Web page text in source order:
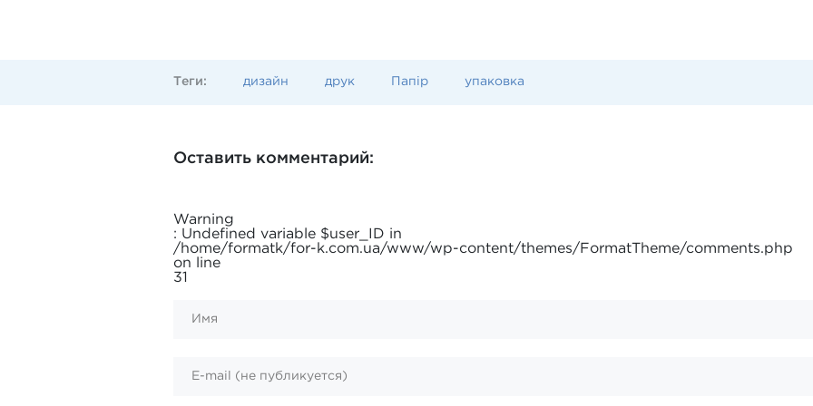
Теги: дизайн друк Папір упаковка
Оставить комментарий:
Warning
: Undefined variable $user_ID in
/home/formatk/for-k.com.ua/www/wp-content/themes/FormatTheme/comments.php
on line
31